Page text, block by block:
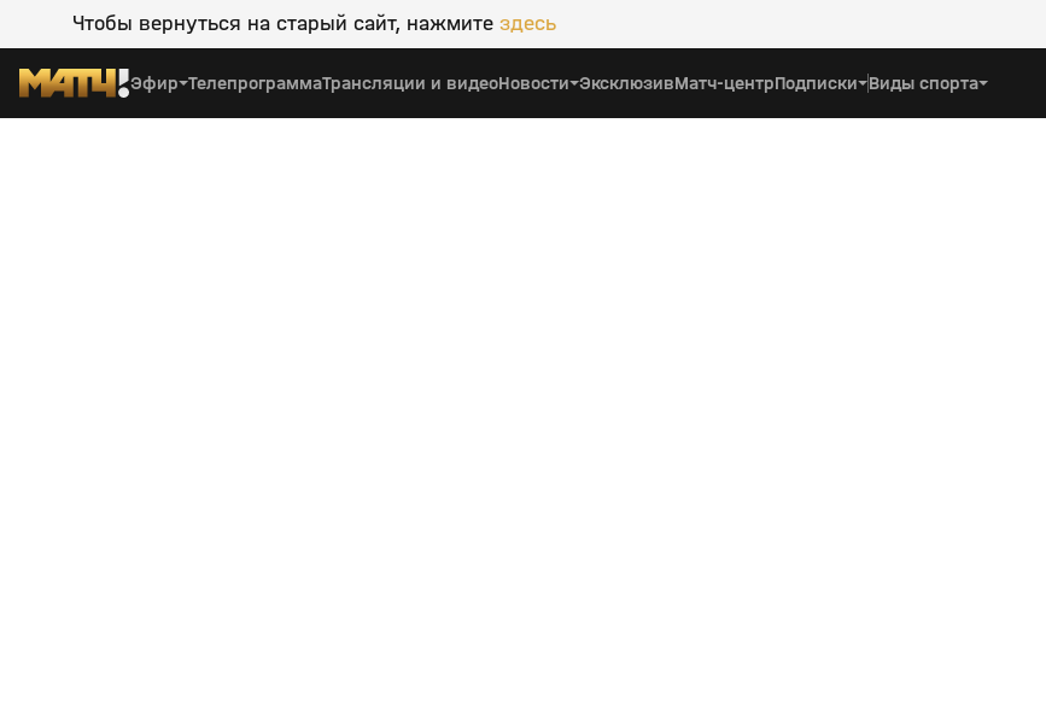
Чтобы вернуться на старый сайт, нажмите здесь
Эфир ТелепрограммаТрансляции и видеоНовости ЭксклюзивМатч-центрПодписки Виды спорта